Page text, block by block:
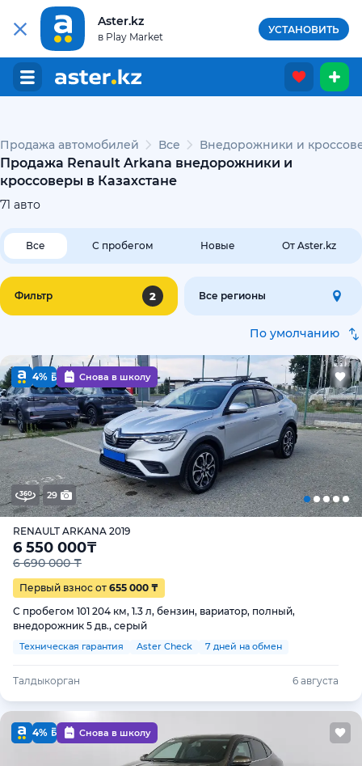
Aster.kz
в Play Market
УСТАНОВИТЬ
Продажа автомобилей Все Внедорожники и
Продажа Renault Arkana внедорожники и
кроссоверы в Казахстане
71 авто
Все С пробегом Новые От Aster.kz
Фильтр 2 Все регионы
По умолчанию
4% Снова в школу
29
RENAULT ARKANA 2019
6 550 000₸
6 690 000 ₸
Первый взнос от 655 000 ₸
С пробегом 101 204 км, 1.3 л, бензин, вариатор, полный,
внедорожник 5 дв., серый
Техническая гарантия Aster Check 7 дней на обмен
Талдыкорган 6 августа
4% Снова в школу